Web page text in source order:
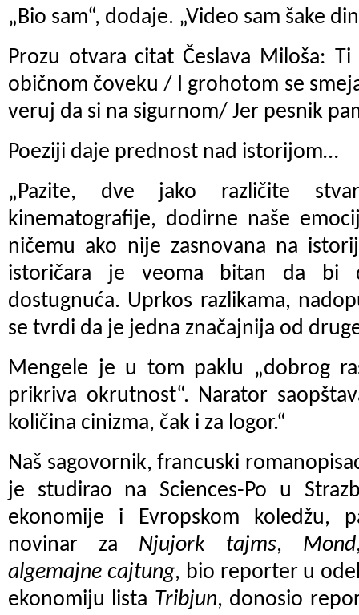
„Bio sam“, dodaje. „Video sam šake
Prozu otvara citat Česlava Miloša:
običnom čoveku / I grohotom se
veruj da si na sigurnom/ Jer pesnik
Poeziji daje prednost nad istorijom…
„Pazite, dve jako različite
kinematografije, dodirne naše
ničemu ako nije zasnovana na
istoričara je veoma bitan da bi
dostugnuća. Uprkos razlikama,
se tvrdi da je jedna značajnija od
Mengele je u tom paklu „dobrog
prikriva okrutnost“. Narator
količina cinizma, čak i za logor.“
Naš sagovornik, francuski
je studirao na Sciences-Po u
ekonomije i Evropskom koledžu,
novinar za Njujork tajms, Mond
algemajne cajtung, bio reporter u
ekonomiju lista Tribjun, donosio